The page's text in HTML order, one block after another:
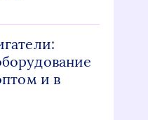
и в